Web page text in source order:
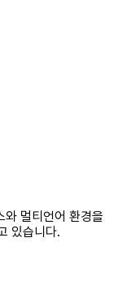
멀티언어 환경을
있습니다.